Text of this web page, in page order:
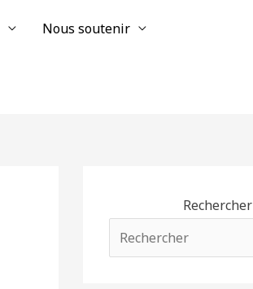
Nous soutenir
Rechercher